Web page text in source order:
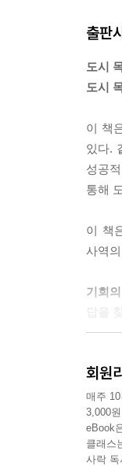
출판
도시
도시
이 책
있다.
성공
통해
이 책
사역
기회
없는
바로
문화
가이
회원
매주
3,000
eBook
클래스
사락